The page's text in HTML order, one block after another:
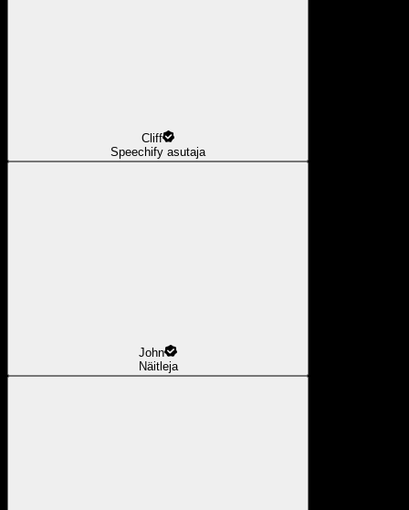
Cliff
Speechify asutaja
John
Näitleja